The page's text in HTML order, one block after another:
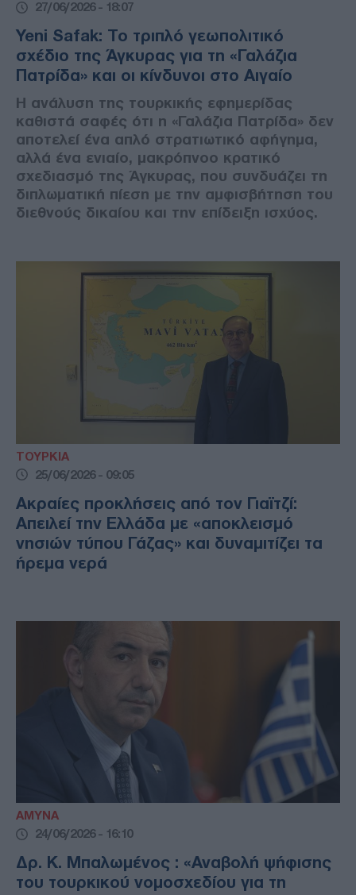
27/06/2026 - 18:07
Yeni Safak: Το τριπλό γεωπολιτικό
σχέδιο της Άγκυρας για τη «Γαλάζια
Πατρίδα» και οι κίνδυνοι στο Αιγαίο
Η ανάλυση της τουρκικής εφημερίδας
καθιστά σαφές ότι η «Γαλάζια Πατρίδα» δεν
αποτελεί ένα απλό στρατιωτικό αφήγημα,
αλλά ένα ενιαίο, μακρόπνοο κρατικό
σχεδιασμό της Άγκυρας, που συνδυάζει τη
διπλωματική πίεση με την αμφισβήτηση του
διεθνούς δικαίου και την επίδειξη ισχύος.
ΤΟΥΡΚΙΑ
25/06/2026 - 09:05
Ακραίες προκλήσεις από τον Γιαϊτζί:
Απειλεί την Ελλάδα με «αποκλεισμό
νησιών τύπου Γάζας» και δυναμιτίζει τα
ήρεμα νερά
ΑΜΥΝΑ
24/06/2026 - 16:10
Δρ. Κ. Μπαλωμένος : «Αναβολή ψήφισης
του τουρκικού νομοσχεδίου για τη